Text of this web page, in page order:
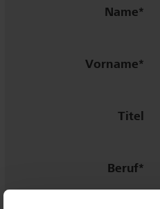
Name
Vorname
Titel
Beruf